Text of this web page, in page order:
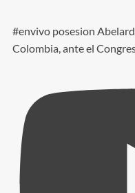
#envivo posesion
Colombia, ante el